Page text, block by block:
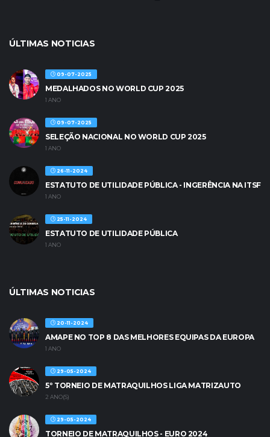
ÚLTIMAS NOTICIAS
09-07-2025
MEDALHADOS NO WORLD CUP 2025
1 ANO
09-07-2025
SELEÇÃO NACIONAL NO WORLD CUP 2025
1 ANO
26-11-2024
ESTATUTO DE UTILIDADE PÚBLICA - INGERÊNCIA NA ITSF
1 ANO
25-11-2024
ESTATUTO DE UTILIDADE PÚBLICA
1 ANO
ÚLTIMAS NOTICIAS
20-11-2024
AMAPE NO TOP 8 DAS MELHORES EQUIPAS DA EUROPA
1 ANO
29-05-2024
5º TORNEIO DE MATRAQUILHOS LIGA MATRIZAUTO
2 ANO(S)
29-05-2024
TORNEIO DE MATRAQUILHOS - EURO 2024